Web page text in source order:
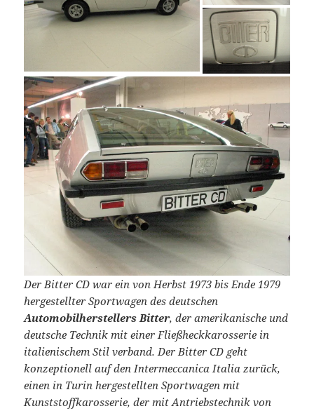
Der Bitter CD war ein von Herbst 1973 bis Ende 1979
hergestellter Sportwagen des deutschen
Automobilherstellers Bitter, der amerikanische und
deutsche Technik mit einer Fließheckkarosserie in
italienischem Stil verband. Der Bitter CD geht
konzeptionell auf den Intermeccanica Italia zurück,
einen in Turin hergestellten Sportwagen mit
Kunststoffkarosserie, der mit Antriebstechnik von